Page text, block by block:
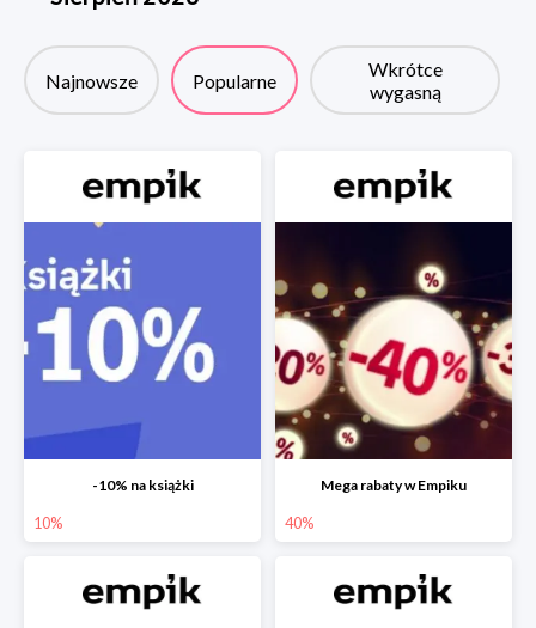
Najnowsze Popularne
Wkrótce
wygasną
-10% na książki
10%
Mega rabaty w Empiku
40%